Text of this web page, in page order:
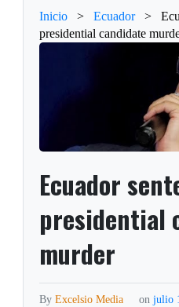
Inicio > Ecuador >
presidential candidate
Ecuador
presidential
murder
ByExcelsio Media on julio